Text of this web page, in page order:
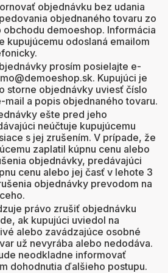
objednávku bez udania
objednaného tovaru zo
demoeshop. Informácia
kupujúcemu odoslaná emailom
prosím posielajte e-
Kupujúci je
storne objednávky uviesť číslo
a popis objednaného tovaru.
ešte pred jeho
neúčtuje kupujúcemu
s jej zrušením. V prípade, že
zaplatil kúpnu cenu alebo
objednávky, predávajúci
cenu alebo jej časť v lehote 3
objednávky prevodom na
právo zrušiť objednávku
ak kupujúci uviedol na
alebo zavádzajúce osobné
už nevyrába alebo nedodáva.
neodkladne informovať
dohodnutia ďalšieho postupu.